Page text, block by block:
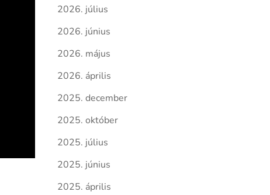
2026. július
2026. június
2026. május
2026. április
2025. december
2025. október
2025. július
2025. június
2025. április